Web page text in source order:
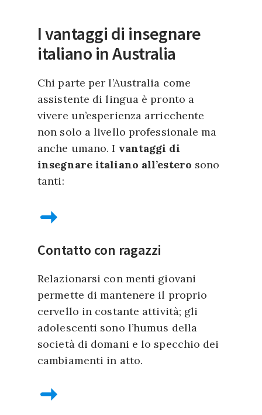
I vantaggi di insegnare
italiano in Australia
Chi parte per l’Australia come
assistente di lingua è pronto a
vivere un’esperienza arricchente
non solo a livello professionale ma
anche umano. I vantaggi di
insegnare italiano all’estero sono
tanti:
Contatto con ragazzi
Relazionarsi con menti giovani
permette di mantenere il proprio
cervello in costante attività; gli
adolescenti sono l’humus della
società di domani e lo specchio dei
cambiamenti in atto.